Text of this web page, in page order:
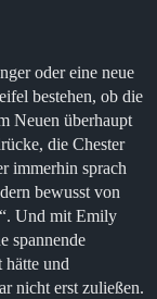
oder eine neue
bestehen, ob die
Neuen überhaupt
die Chester
immerhin sprach
bewusst von
Und mit Emily
spannende
und
nicht erst zuließen.